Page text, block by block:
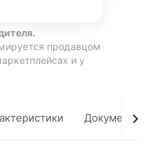
продавцом
и у
Документы